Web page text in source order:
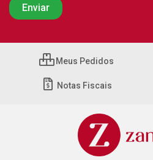
Meus Pedidos
Notas Fiscais